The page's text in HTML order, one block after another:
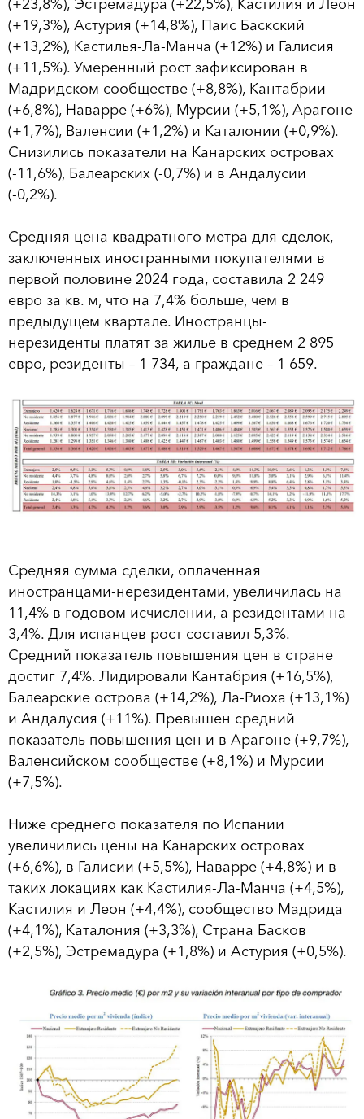
(+23,8%), Эстремадура (+22,5%), Кастилия и Леон
(+19,3%), Астурия (+14,8%), Паис Баскский
(+13,2%), Кастилья-Ла-Манча (+12%) и Галисия
(+11,5%). Умеренный рост зафиксирован в
Мадридском сообществе (+8,8%), Кантабрии
(+6,8%), Наварре (+6%), Мурсии (+5,1%), Арагоне
(+1,7%), Валенсии (+1,2%) и Каталонии (+0,9%).
Снизились показатели на Канарских островах
(-11,6%), Балеарских (-0,7%) и в Андалусии
(-0,2%).
Средняя цена квадратного метра для сделок,
заключенных иностранными покупателями в
первой половине 2024 года, составила 2 249
евро за кв. м, что на 7,4% больше, чем в
предыдущем квартале. Иностранцы-
нерезиденты платят за жилье в среднем 2 895
евро, резиденты – 1 734, а граждане – 1 659.
Средняя сумма сделки, оплаченная
иностранцами-нерезидентами, увеличилась на
11,4% в годовом исчислении, а резидентами на
3,4%. Для испанцев рост составил 5,3%.
Средний показатель повышения цен в стране
достиг 7,4%. Лидировали Кантабрия (+16,5%),
Балеарские острова (+14,2%), Ла-Риоха (+13,1%)
и Андалусия (+11%). Превышен средний
показатель повышения цен и в Арагоне (+9,7%),
Валенсийском сообществе (+8,1%) и Мурсии
(+7,5%).
Ниже среднего показателя по Испании
увеличились цены на Канарских островах
(+6,6%), в Галисии (+5,5%), Наварре (+4,8%) и в
таких локациях как Кастилия-Ла-Манча (+4,5%),
Кастилия и Леон (+4,4%), сообщество Мадрида
(+4,1%), Каталония (+3,3%), Страна Басков
(+2,5%), Эстремадура (+1,8%) и Астурия (+0,5%).